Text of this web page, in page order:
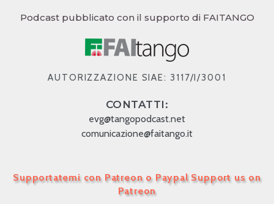
Podcast pubblicato con il supporto di FAITANGO
AUTORIZZAZIONE SIAE: 3117/I/3001
CONTATTI:
evg@tangopodcast.net
comunicazione@faitango.it
Supportatemi con Patreon o Paypal Support us on
Patreon